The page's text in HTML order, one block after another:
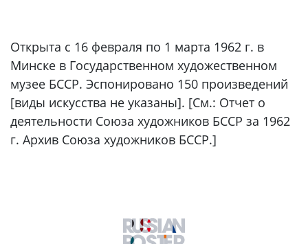
Открыта с 16 февраля по 1 марта 1962 г. в
Минске в Государственном художественном
музее БССР. Эспонировано 150 произведений
[виды искусства не указаны]. [См.: Отчет о
деятельности Союза художников БССР за 1962
г. Архив Союза художников БССР.]